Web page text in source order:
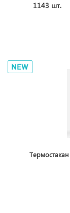
1143 шт.